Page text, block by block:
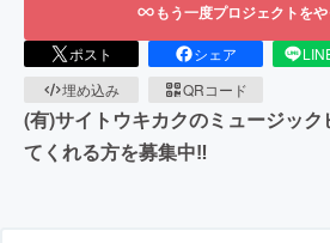
もう一度プロジェクトを
ポスト シェア
埋め込み
QRコード
(有)サイトウキカクのミュージッ
てくれる方を募集中‼